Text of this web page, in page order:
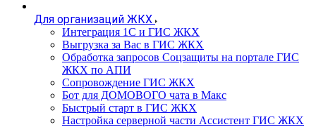
Для организаций ЖКХ
Интеграция 1С и ГИС ЖКХ
Выгрузка за Вас в ГИС ЖКХ
Обработка запросов Соцзащиты на портале ГИС
ЖКХ по АПИ
Сопровождение ГИС ЖКХ
Бот для ДОМОВОГО чата в Макс
Быстрый старт в ГИС ЖКХ
Настройка серверной части Ассистент ГИС ЖКХ